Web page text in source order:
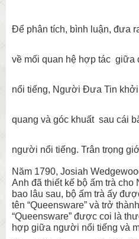
Để phân tích, bình luận, đưa
về mối quan hệ hợp tác giữa
nổi tiếng, Người Đưa Tin
quang và góc khuất sau cái
người nổi tiếng. Trân trọng
Năm 1790, Josiah
Anh đã thiết kế bộ ấm trà
bao lâu sau, bộ ấm trà ấy
tên “Queensware” và trở
“Queensware” được coi là
hợp giữa người nổi tiếng và